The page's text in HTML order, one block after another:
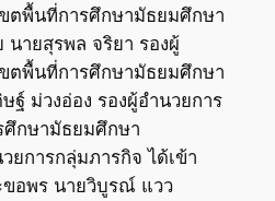
ตพื้นที่การศึกษามัธยมศึกษา
ายสุรพล จริยา รองผู้
ตพื้นที่การศึกษามัธยมศึกษา
ฐ์ ม่วงอ่อง รองผู้อำนวยการ
ศึกษามัธยมศึกษา
ยการกลุ่มภารกิจ ได้เข้า
ขอพร นายวิบูรณ์ แวว